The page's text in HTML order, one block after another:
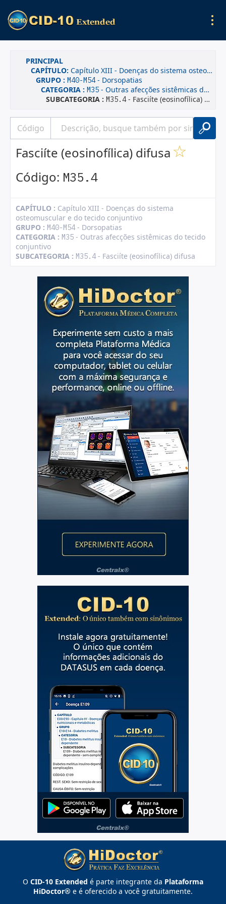
PRINCIPAL
CAPÍTULO: Capítulo XIII - Doenças do sistema osteomuscular e do tecido conjuntivo
GRUPO : M40-M54- Dorsopatias
CATEGORIA : M35 - Outras afecções sistêmicas do tecido conjuntivo
SUBCATEGORIA : M35.4- Fasciíte (eosinofílica) difusa
Fasciíte (eosinofílica) difusa
Código: M35.4
CAPÍTULO : Capítulo XIII - Doenças do sistema
osteomuscular e do tecido conjuntivo
GRUPO : M40-M54- Dorsopatias
CATEGORIA : M35 - Outras afecções sistêmicas do tecido
conjuntivo
SUBCATEGORIA : M35.4- Fasciíte (eosinofílica) difusa
O CID-10 Extended é parte integrante da Plataforma
HiDoctor® e é oferecido a você gratuitamente.